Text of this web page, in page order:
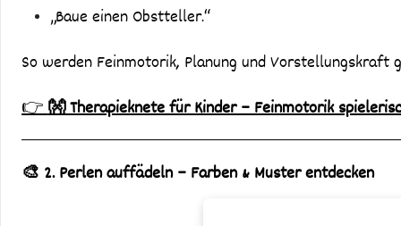
„Baue einen Obstteller.“
So werden Feinmotorik, Planung und Vorstellungskraft
👉👐 Therapieknete für Kinder – Feinmotorik
🎨 2. Perlen auffädeln – Farben & Muster entdecken